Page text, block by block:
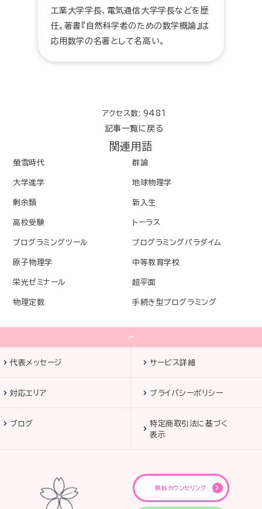
工業大学学長、電気通信大学学長などを歴
任。著書『自然科学者のための数学概論』は
応用数学の名著として名高い。
アクセス数: 9481
記事一覧に戻る
関連用語
螢雪時代 群論
大学進学 地球物理学
剰余類 新入生
高校受験 トーラス
プログラミングツール プログラミングパラダイム
原子物理学 中等教育学校
栄光ゼミナール 超平面
物理定数 手続き型プログラミング
代表メッセージ サービス詳細
対応エリア プライバシーポリシー
ブログ
特定商取引法に基づく
表示
無料カウンセリング